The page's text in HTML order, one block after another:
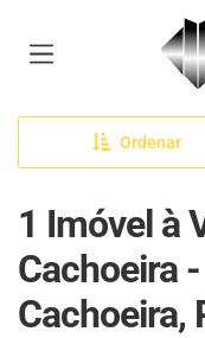
Ordenar
1 Imóvel à
Cachoeira
Cachoeira,